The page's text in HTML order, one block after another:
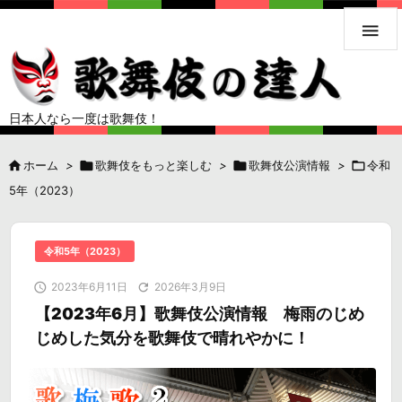
日本人なら一度は歌舞伎！

 ホーム > 歌舞伎をもっと楽しむ > 歌舞伎公演情報 > 令和
5年（2023）
令和5年（2023）
 2023年6月11日  2026年3月9日
【2023年6月】歌舞伎公演情報 梅雨のじめ
じめした気分を歌舞伎で晴れやかに！